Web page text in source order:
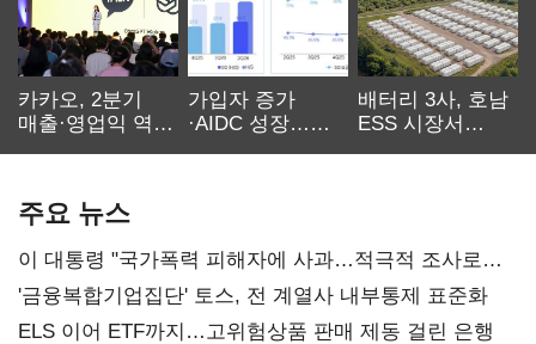
카카오, 2분기
매출·영업익 역대
가입자 증가
·AIDC 성장…
배터리 3사, 호남
ESS 시장서
주요 뉴스
이 대통령 "국가폭력 피해자에 사과…적극적 조사로
진실 밝혀야"
'금융복합기업집단' 토스, 전 계열사 내부통제 표준화
ELS 이어 ETF까지…고위험상품 판매 제동 걸린 은행